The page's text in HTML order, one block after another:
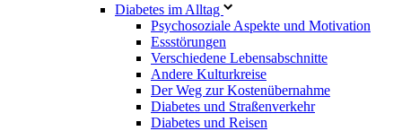
Diabetes im Alltag
Psychosoziale Aspekte und Motivation
Essstörungen
Verschiedene Lebensabschnitte
Andere Kulturkreise
Der Weg zur Kostenübernahme
Diabetes und Straßenverkehr
Diabetes und Reisen